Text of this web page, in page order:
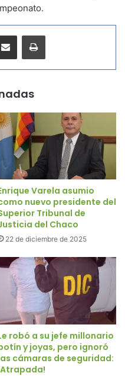
Varela asumio
nuevo presidente del
Tribunal de
del Chaco
22 de diciembre de 2025
robó a su jefe millonario
y joyas, pero ignoró
cámaras de seguridad: